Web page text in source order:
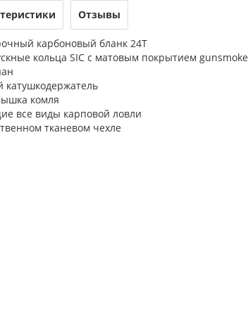
Отзывы
карбоновый бланк 24T
кольца SIC с матовым покрытием gunsmoke
комля
все виды карповой ловли
тканевом чехле